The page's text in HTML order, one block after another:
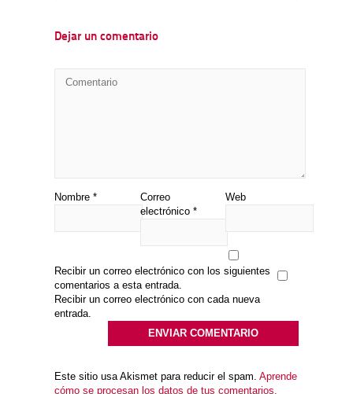
Dejar un comentario
Nombre *
Correo
electrónico *
Web
Recibir un correo electrónico con los siguientes
comentarios a esta entrada.
Recibir un correo electrónico con cada nueva
entrada.
Este sitio usa Akismet para reducir el spam. Aprende
cómo se procesan los datos de tus comentarios.